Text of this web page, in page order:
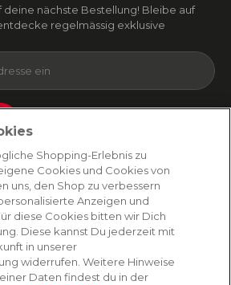
deine nächste Bestellung! Bleibe auf
regelmässig exklusive
Newsletter abmelden. Indem du fortfährst, stimmst
und Datenschutzbestimmungen zu
Shopping-Erlebnis zu
Cookies und Cookies von
uns, den Shop zu verbessern
Anzeigen und
diese Cookies bitten wir Dich
Diese kannst Du jederzeit mit
in unserer
widerrufen. Weitere Hinweise
Daten findest du in der